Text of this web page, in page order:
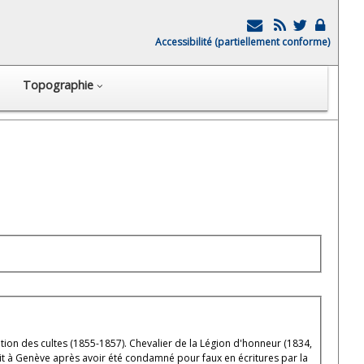
Accessibilité (partiellement conforme)
Topographie
des cultes (1855-1857). Chevalier de la Légion d'honneur (1834,
à Genève après avoir été condamné pour faux en écritures par la